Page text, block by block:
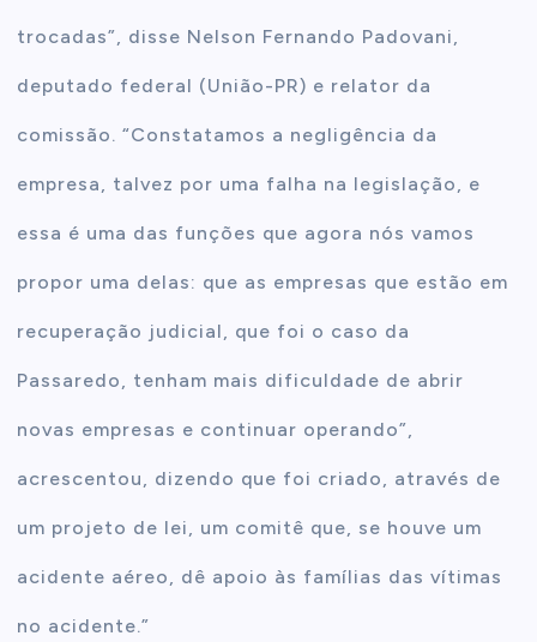
trocadas”, disse Nelson Fernando Padovani,
deputado federal (União-PR) e relator da
comissão. “Constatamos a negligência da
empresa, talvez por uma falha na legislação, e
essa é uma das funções que agora nós vamos
propor uma delas: que as empresas que estão em
recuperação judicial, que foi o caso da
Passaredo, tenham mais dificuldade de abrir
novas empresas e continuar operando”,
acrescentou, dizendo que foi criado, através de
um projeto de lei, um comitê que, se houve um
acidente aéreo, dê apoio às famílias das vítimas
no acidente.”